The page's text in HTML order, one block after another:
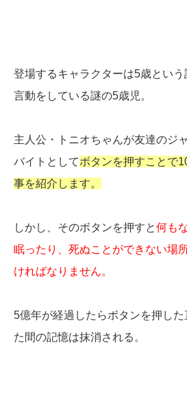
登場するキャラクターは5歳とい
言動をしている謎の5歳児。
主人公・トニオちゃんが友達のジ
バイトとしてボタンを押すことで
事を紹介します。
しかし、そのボタンを押すと何も
眠ったり、死ぬことができない場
ければなりません。
5億年が経過したらボタンを押し
た間の記憶は抹消される。